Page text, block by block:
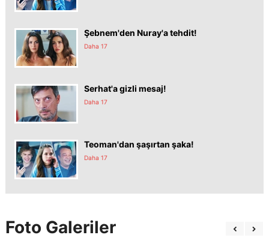
Şebnem'den Nuray'a tehdit!
Daha 17
Serhat'a gizli mesaj!
Daha 17
Teoman'dan şaşırtan şaka!
Daha 17
Foto Galeriler